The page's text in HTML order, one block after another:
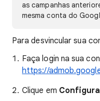
as campanhas
mesma conta do
Para desvincular sua
Faça login na sua
https://
Clique em